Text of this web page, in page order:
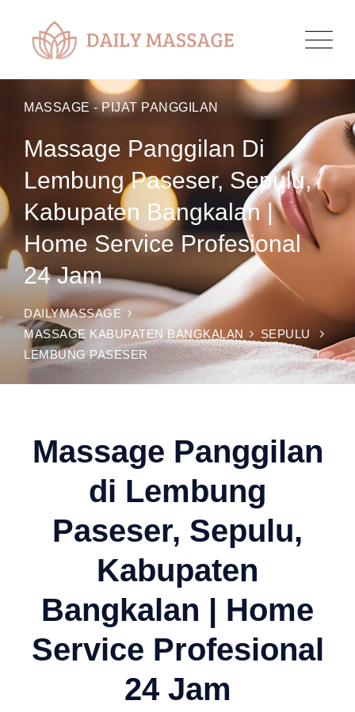
MASSAGE - PIJAT PANGGILAN
Massage Panggilan Di
Lembung Paseser, Sepulu,
Kabupaten Bangkalan |
Home Service Profesional
24 Jam
DAILYMASSAGE
MASSAGE KABUPATEN BANGKALAN
SEPULU
LEMBUNG PASESER
Massage Panggilan
di Lembung
Paseser, Sepulu,
Kabupaten
Bangkalan | Home
Service Profesional
24 Jam